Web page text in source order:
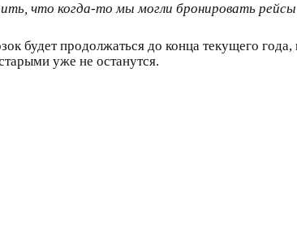
что когда-то мы могли бронировать рейсы
будет продолжаться до конца текущего
уже не останутся.